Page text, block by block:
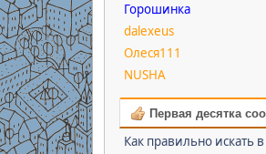
Горошинка
dalexeus
Олеся111
NUSHA
Первая десятка
Как правильно искать